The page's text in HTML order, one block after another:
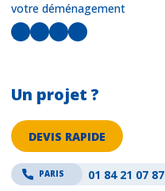
votre déménagement
LinkedIn
Facebook
Instagram
YouTube
Un projet ?
DEVIS RAPIDE
PARIS 01 84 21 07 87